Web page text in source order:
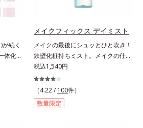
表面
を施
均一
ラを
りを叶
ンを
浸透
ング
能BB。慌ただしい朝でもパパッと
なツヤめきのある美肌に整えます。
*1 年齢を重ねた肌*2 オルビス内BB
クリームのカバー力
続く
体化し
とう
ップ
オイ
メイクフィックス デイミスト
メイクの最後にシュッとひと吹き！
鉄壁化粧持ちミスト。メイクの仕上
げにシュッとひと吹き。肌とメイク
の密着感をピタッと高め、メイクく
ずれを防ぎ、化粧持ちをアップさせ
るミストタイプの化粧水です。くず
れ防止成分(*1)を含む層と美容成分
税込1,540円
（4.22 / 100件）
数量限定